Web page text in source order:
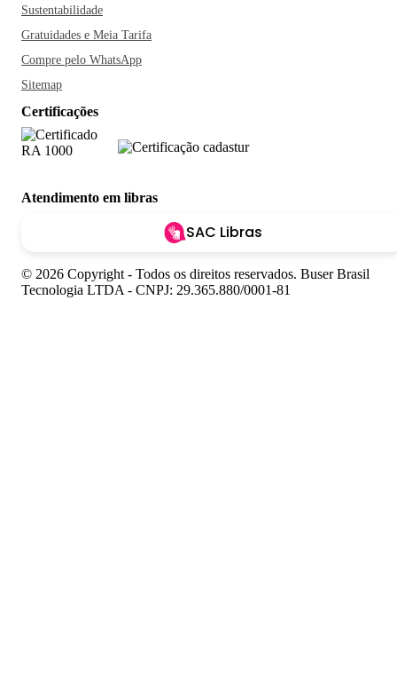
Sustentabilidade
Gratuidades e Meia Tarifa
Compre pelo WhatsApp
Sitemap
Certificações
Atendimento em libras
SAC Libras
© 2026 Copyright - Todos os direitos reservados. Buser Brasil
Tecnologia LTDA - CNPJ: 29.365.880/0001-81